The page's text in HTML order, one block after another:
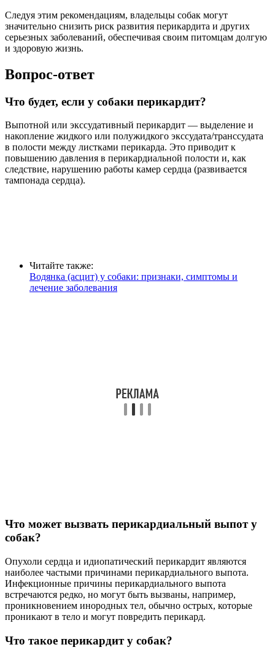
Следуя этим рекомендациям, владельцы собак могут
значительно снизить риск развития перикардита и других
серьезных заболеваний, обеспечивая своим питомцам долгую
и здоровую жизнь.
Вопрос-ответ
Что будет, если у собаки перикардит?
Выпотной или экссудативный перикардит — выделение и
накопление жидкого или полужидкого экссудата/транссудата
в полости между листками перикарда. Это приводит к
повышению давления в перикардиальной полости и, как
следствие, нарушению работы камер сердца (развивается
тампонада сердца).
Читайте также:
Водянка (асцит) у собаки: признаки, симптомы и
лечение заболевания
Что может вызвать перикардиальный выпот у
собак?
Опухоли сердца и идиопатический перикардит являются
наиболее частыми причинами перикардиального выпота.
Инфекционные причины перикардиального выпота
встречаются редко, но могут быть вызваны, например,
проникновением инородных тел, обычно острых, которые
проникают в тело и могут повредить перикард.
Что такое перикардит у собак?